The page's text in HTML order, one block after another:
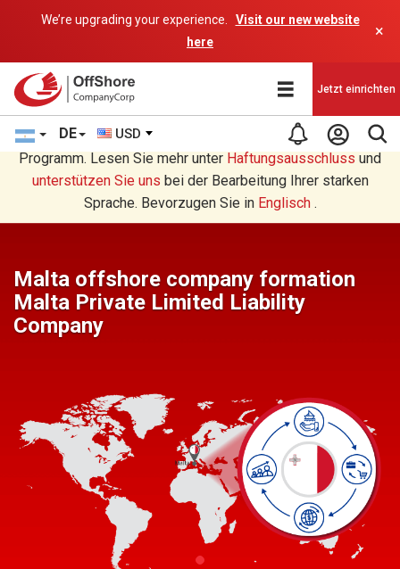
We’re upgrading your experience.
Visit our new website
here
×
DE USD
Jetzt einrichten
Sie lesen eine Deutsche Übersetzung durch ein AI-
Programm. Lesen Sie mehr unter Haftungsausschluss und
unterstützen Sie uns bei der Bearbeitung Ihrer starken
Sprache. Bevorzugen Sie in Englisch.
Malta offshore company formation
Malta Private Limited Liability
Company